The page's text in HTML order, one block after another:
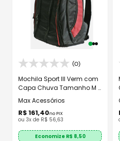
(0)
Mochila Sport III Verm com
Capa Chuva Tamanho M -
Max Acessórios
Max Acessórios
R$ 161,40no PIX
ou 3x de R$ 56,63
Economize R$ 8,50